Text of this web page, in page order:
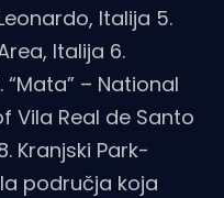
Italija 5.
Italija 6.
– National
Vila Real de Santo
Kranjski Park-
područja koja